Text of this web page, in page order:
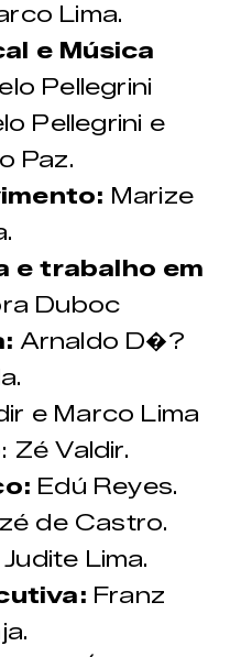
Lima.
e Música
Pellegrini
Pellegrini e
Paz.
Marize
e trabalho em
Duboc
Arnaldo D�?
e Marco Lima
Zé Valdir.
Edú Reyes.
de Castro.
Judite Lima.
Franz